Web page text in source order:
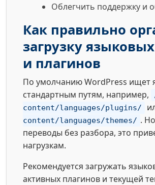
Облегчить поддержку и
Как правильно
загрузку
и плагинов
По умолчанию WordPress ищет
стандартным путям, например,
content/languages/plugins/
content/languages/themes/ .
переводы без разбора, это
нагрузкам.
Рекомендуется загружать
активных плагинов и текущей